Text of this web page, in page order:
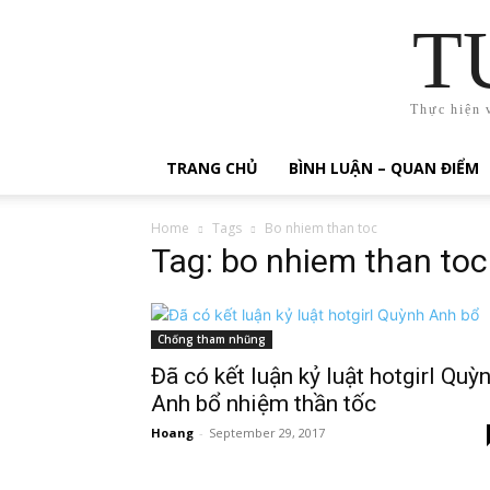
Thực hiện
TRANG CHỦ BÌNH LUẬN – QUAN ĐIỂM
Home Tags Bo nhiem than toc
Tag: bo nhiem than toc
Chống tham nhũng
Đã có kết luận kỷ luật hotgirl
Anh bổ nhiệm thần tốc
Hoang - September 29, 2017